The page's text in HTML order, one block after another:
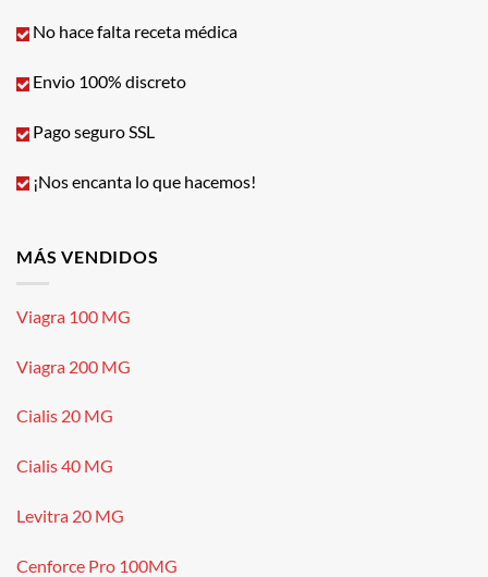
No hace falta receta médica
Envio 100% discreto
Pago seguro SSL
¡Nos encanta lo que hacemos!
MÁS VENDIDOS
Viagra 100 MG
Viagra 200 MG
Cialis 20 MG
Cialis 40 MG
Levitra 20 MG
Cenforce Pro 100MG